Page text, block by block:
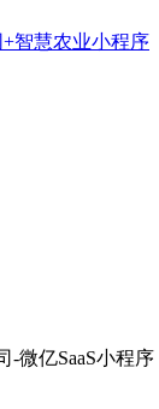
智慧农业小程序
-微亿SaaS小程序